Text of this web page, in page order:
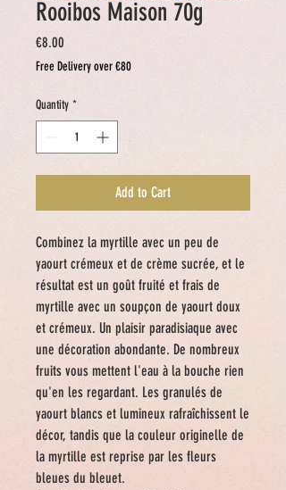
Rooibos Maison 70g
€8.00
Free Delivery over €80
Quantity *
Add to Cart
Combinez la myrtille avec un peu de
yaourt crémeux et de crème sucrée, et le
résultat est un goût fruité et frais de
myrtille avec un soupçon de yaourt doux
et crémeux. Un plaisir paradisiaque avec
une décoration abondante. De nombreux
fruits vous mettent l'eau à la bouche rien
qu'en les regardant. Les granulés de
yaourt blancs et lumineux rafraîchissent le
décor, tandis que la couleur originelle de
la myrtille est reprise par les fleurs
bleues du bleuet.